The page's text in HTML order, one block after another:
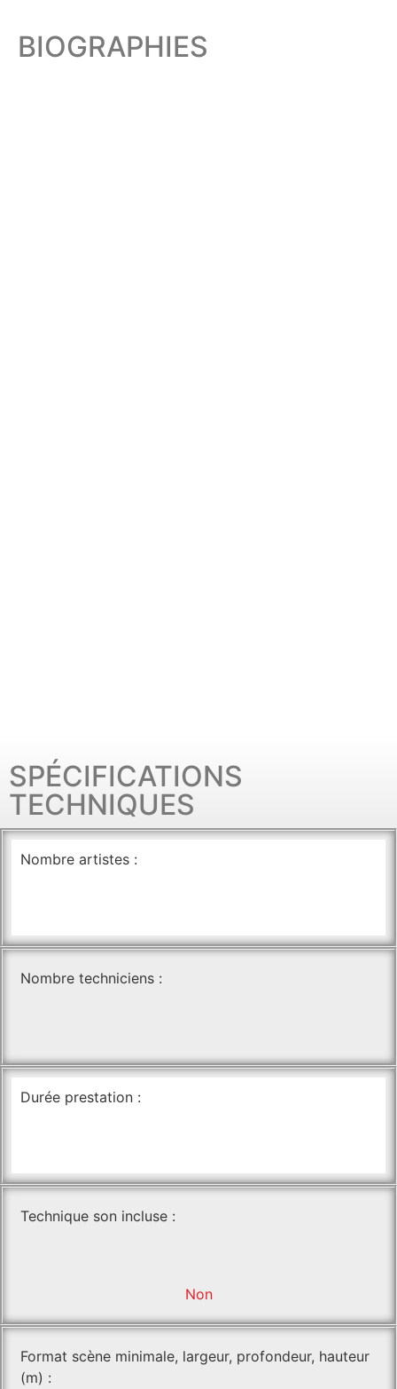
BIOGRAPHIES
SPÉCIFICATIONS
TECHNIQUES
Nombre artistes :
Nombre techniciens :
Durée prestation :
Technique son incluse :
Non
Format scène minimale, largeur, profondeur, hauteur
(m) :